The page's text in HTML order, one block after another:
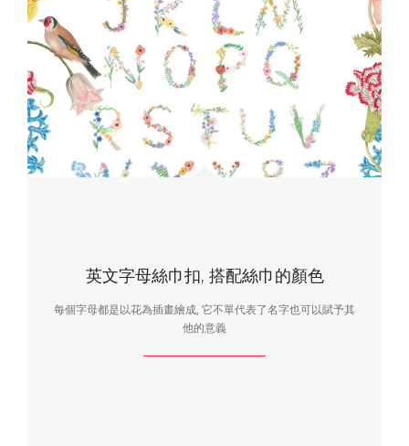
英文字母絲巾扣, 搭配絲巾的顏色
每個字母都是以花為插畫繪成, 它不單代表了名字也可以賦予其
他的意義